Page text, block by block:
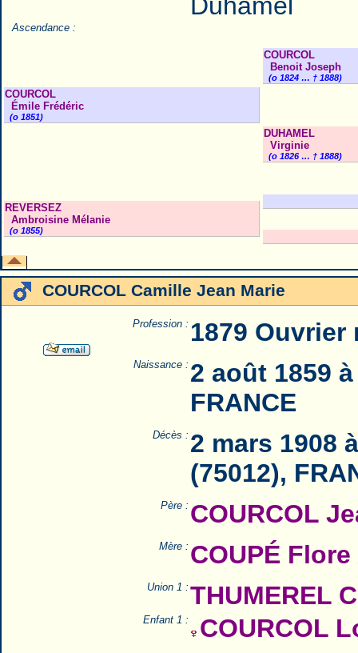
COURCOL
Émile Frédéric
(o 1851)
COURCOL
Benoit Joseph
(o 1824 … † 1888)
DUHAMEL
Virginie
(o 1826 … † 1888)
REVERSEZ
Ambroisine Mélanie
(o 1855)
Ascendance :
COURCOL Camille Jean Marie
Profession : 1879 Ouvrier
Naissance : 2 août 1859
FRANCE
Décès : 2 mars 1908
(75012),
Père : COURCOL
Mère : COUPÉ
Union 1 : THUMEREL
Enfant 1 : COURCOL